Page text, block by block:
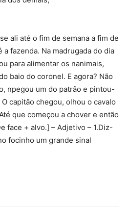
ali até o fim de semana a fim de
fazenda. Na madrugada do dia
para alimentar os nanimais,
baio do coronel. E agora? Não
npegou um do patrão e pintou-
capitão chegou, olhou o cavalo
que começou a chover e então
+ alvo.] – Adjetivo – 1.Diz-
focinho um grande sinal